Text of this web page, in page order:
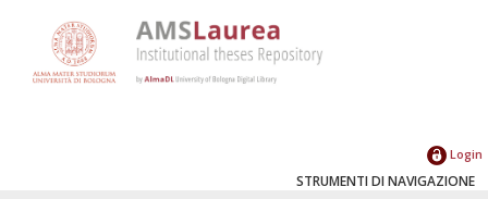
Login
STRUMENTI DI NAVIGAZIONE